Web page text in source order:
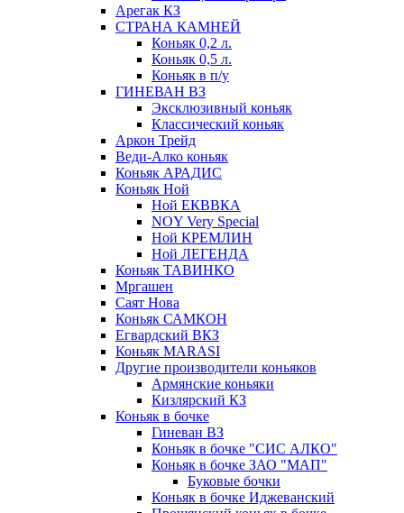
Арегак КЗ
СТРАНА КАМНЕЙ
Коньяк 0,2 л.
Коньяк 0,5 л.
Коньяк в п/у
ГИНЕВАН ВЗ
Эксклюзивный коньяк
Классический коньяк
Аркон Трейд
Веди-Алко коньяк
Коньяк АРАДИС
Коньяк Ной
Ной ЕКВВКА
NOY Very Special
Ной КРЕМЛИН
Ной ЛЕГЕНДА
Коньяк ТАВИНКО
Мргашен
Саят Нова
Коньяк САМКОН
Егвардский ВКЗ
Коньяк MARASI
Другие производители коньяков
Армянские коньяки
Кизлярский КЗ
Коньяк в бочке
Гиневан ВЗ
Коньяк в бочке "СИС АЛКО"
Коньяк в бочке ЗАО "МАП"
Буковые бочки
Коньяк в бочке Иджеванский